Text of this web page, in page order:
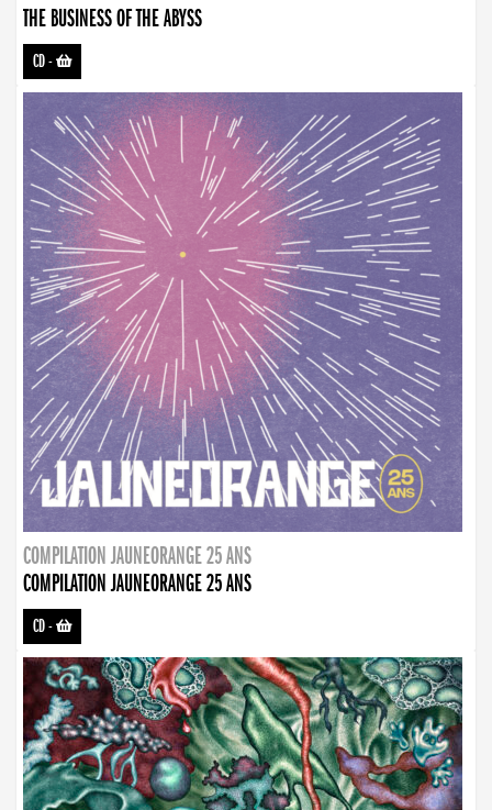
THE BUSINESS OF THE ABYSS
CD-
COMPILATION JAUNEORANGE 25 ANS
COMPILATION JAUNEORANGE 25 ANS
CD-